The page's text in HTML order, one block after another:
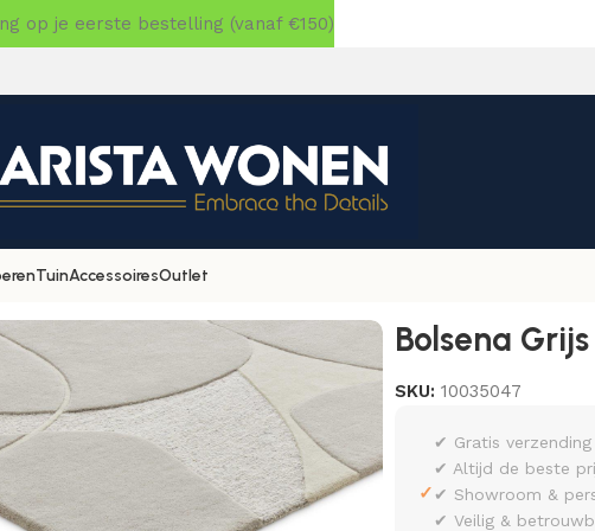
TuinAccessoiresOutlet
Bolsena
SKU:10035047
✓
✔ Gratis
✔ Altijd de beste
✔ Showroom &
✔ Veilig &
op je eerste bestelling (vanaf €150)